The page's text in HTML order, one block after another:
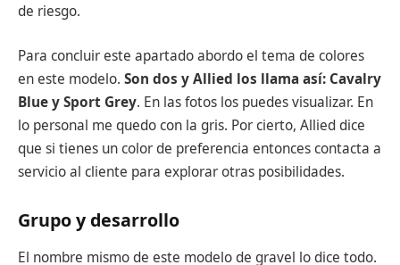
de riesgo.
Para concluir este apartado abordo el tema de colores
en este modelo. Son dos y Allied los llama así: Cavalry
Blue y Sport Grey. En las fotos los puedes visualizar. En
lo personal me quedo con la gris. Por cierto, Allied dice
que si tienes un color de preferencia entonces contacta a
servicio al cliente para explorar otras posibilidades.
Grupo y desarrollo
El nombre mismo de este modelo de gravel lo dice todo.